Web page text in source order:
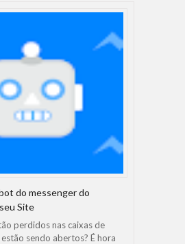
do messenger do
Site
perdidos nas caixas de
sendo abertos? É hora